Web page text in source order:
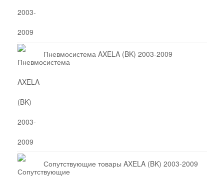
Пневмосистема AXELA (BK) 2003-2009
Сопутствующие товары AXELA (BK) 2003-2009